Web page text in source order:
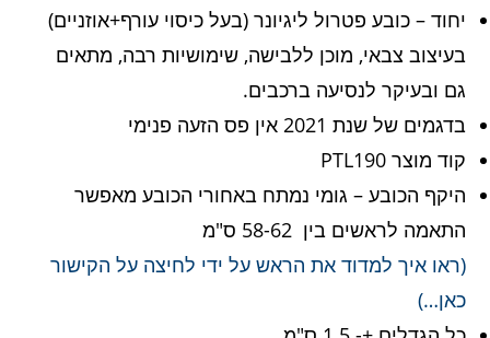
יחוד – כובע פטרול ליגיונר (בעל כיסוי עורף+אוזניים)
בעיצוב צבאי, מוכן ללבישה, שימושיות רבה, מתאים
גם ובעיקר לנסיעה ברכבים.
בדגמים של שנת 2021 אין פס הזעה פנימי
קוד מוצר PTL190
היקף הכובע – גומי נמתח באחורי הכובע מאפשר
התאמה לראשים בין 58-62 ס"מ
(ראו איך למדוד את הראש על ידי לחיצה על הקישור
כאן…)